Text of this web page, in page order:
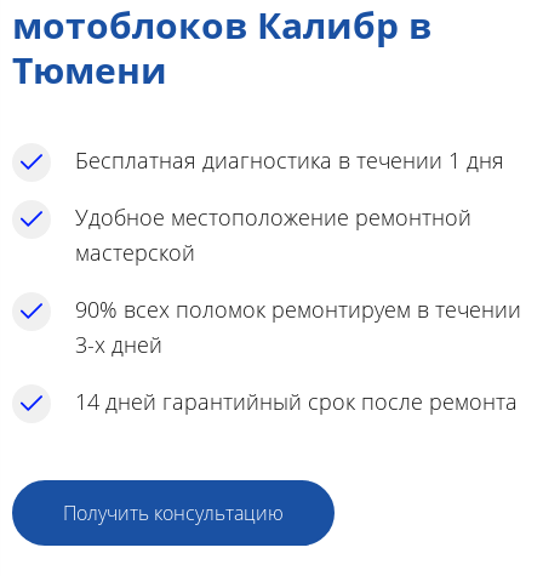
мотоблоков Калибр в
Тюмени
Бесплатная диагностика в течении 1 дня
Удобное местоположение ремонтной
мастерской
90% всех поломок ремонтируем в течении
3-х дней
14 дней гарантийный срок после ремонта
Получить консультацию